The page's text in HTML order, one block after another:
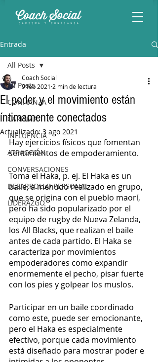
Entrada
All Posts
CONFIANZA
CARISMA
INFLUENCIA
ATRACCIÓN
CONVERSACIONES
DESARROLLO PERSONAL
LIDERAZGO
All Posts
El poder y el movimiento están
íntimamente conectados
Coach Social
9 feb 2021 2 min de lectura
Actualizado:3 ago 2021
Hay ejercicios físicos que fomentan
sentimientos de empoderamiento.
Toma el Haka, p. ej. El Haka es un
baile, a menudo realizado en grupo,
que se origina con el pueblo maorí,
pero ha sido popularizado por el
equipo de rugby de Nueva Zelanda,
los All Blacks, que realizan el baile
antes de cada partido. El Haka se
caracteriza por movimientos
empoderadores como expandir
enormemente el pecho, pisar fuerte
con los pies y golpear los muslos.
Participar en un baile coordinado
como este, puede ser emocionante,
pero el Haka es especialmente
efectivo, porque cada movimiento
está diseñado para mostrar poder e